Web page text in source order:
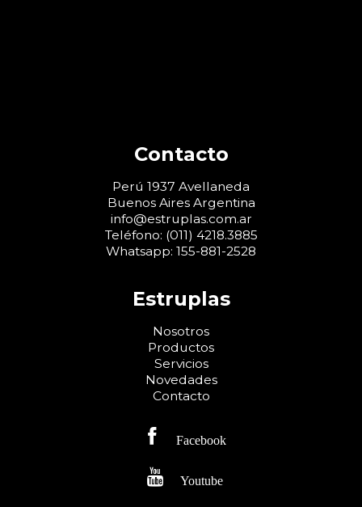
Contacto
Perú 1937 Avellaneda
Buenos Aires Argentina
info@estruplas.com.ar
Teléfono: (011) 4218.3885
Whatsapp: 155-881-2528
Estruplas
Nosotros
Productos
Servicios
Novedades
Contacto
Facebook
Youtube